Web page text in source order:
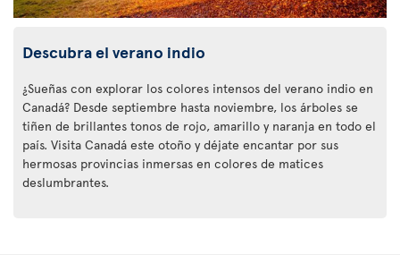
Descubra el verano indio
¿Sueñas con explorar los colores intensos del verano indio en
Canadá? Desde septiembre hasta noviembre, los árboles se
tiñen de brillantes tonos de rojo, amarillo y naranja en todo el
país. Visita Canadá este otoño y déjate encantar por sus
hermosas provincias inmersas en colores de matices
deslumbrantes.